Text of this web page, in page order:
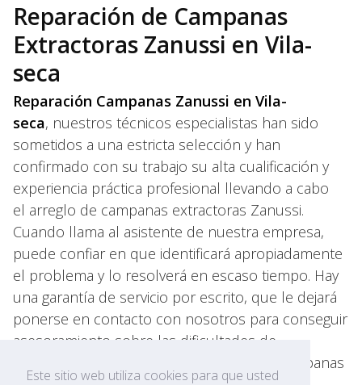
Reparación de Campanas
Extractoras Zanussi en Vila-
seca
Reparación Campanas Zanussi en Vila-
seca, nuestros técnicos especialistas han sido
sometidos a una estricta selección y han
confirmado con su trabajo su alta cualificación y
experiencia práctica profesional llevando a cabo
el arreglo de campanas extractoras Zanussi.
Cuando llama al asistente de nuestra empresa,
puede confiar en que identificará apropiadamente
el problema y lo resolverá en escaso tiempo. Hay
una garantía de servicio por escrito, que le dejará
ponerse en contacto con nosotros para conseguir
asesoramiento sobre las dificultades de
funcionamiento y mantenimiento de las campanas
Este sitio web utiliza cookies para que usted